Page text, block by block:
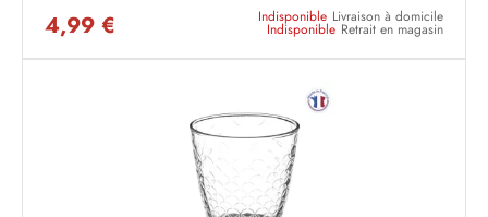
4,99 € Indisponible Livraison à domicile
Indisponible Retrait en magasin